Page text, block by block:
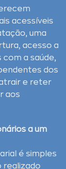
acessíveis
uma
acesso a
a saúde,
dos
atrair e reter
aos
a um
é simples
realizado